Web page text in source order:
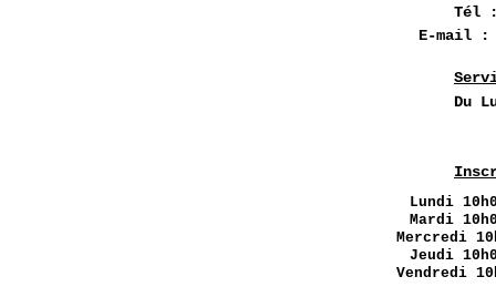
Tél
E-mail
Du
Lundi
Mardi
Mercredi
Jeudi
Vendredi